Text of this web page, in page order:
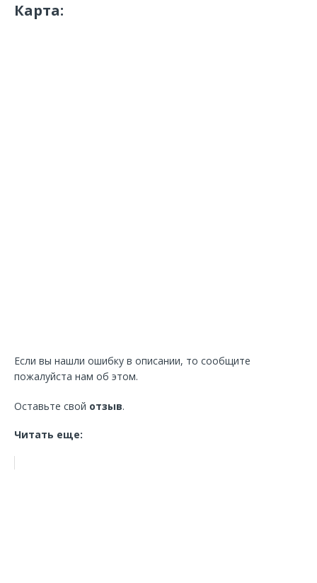
Карта:
Если вы нашли ошибку в описании, то сообщите
пожалуйста нам об этом.
Оставьте свой отзыв.
Читать еще: